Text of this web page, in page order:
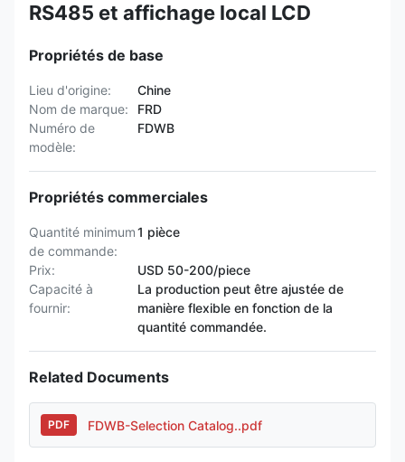
RS485 et affichage local LCD
Propriétés de base
Lieu d'origine:
Chine
Nom de marque:
FRD
Numéro de
modèle:
FDWB
Propriétés commerciales
Quantité minimum
de commande:
1 pièce
Prix:
USD 50-200/piece
Capacité à
fournir:
La production peut être ajustée de
manière flexible en fonction de la
quantité commandée.
Related Documents
PDF FDWB-Selection Catalog..pdf